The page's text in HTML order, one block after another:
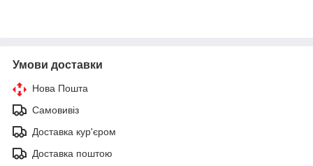
Умови доставки
Нова Пошта
Самовивіз
Доставка кур'єром
Доставка поштою